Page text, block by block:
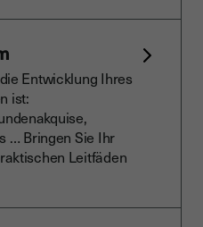
Entwicklung Ihres
ist:
… Bringen Sie Ihr
Leitfäden